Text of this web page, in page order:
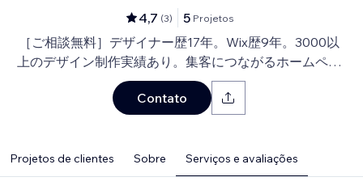
4,7 (3) 5 Projetos
［ご相談無料］デザイナー歴17年。Wix歴9年。3000以
上のデザイン制作実績あり。集客につながるホームペー
ジと印刷物もまとめてご依頼可能。
Contato
Projetos de clientes Sobre Serviços e avaliações